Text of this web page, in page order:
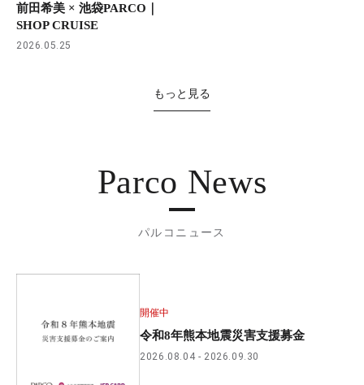
前田希美 × 池袋PARCO｜
SHOP CRUISE
2026.05.25
もっと見る
Parco News
パルコニュース
開催中
令和8年熊本地震災害支援募金
2026.08.04 2026.09.30